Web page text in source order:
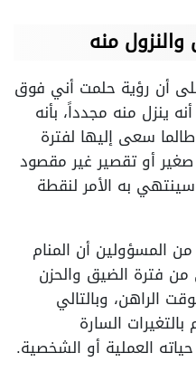
منه
أن رؤية حلمت أني فوق
ينزل منه مجدداً، بأنه
سعى إليها لفترة
أو تقصير غير مقصود
به الأمر لنقطة
المسؤولين أن المنام
فترة الضيق والحزن
الراهن، وبالتالي
السارة
العملية أو الشخصية.